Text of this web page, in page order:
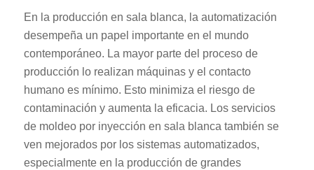
En la producción en sala blanca, la automatización
desempeña un papel importante en el mundo
contemporáneo. La mayor parte del proceso de
producción lo realizan máquinas y el contacto
humano es mínimo. Esto minimiza el riesgo de
contaminación y aumenta la eficacia. Los servicios
de moldeo por inyección en sala blanca también se
ven mejorados por los sistemas automatizados,
especialmente en la producción de grandes